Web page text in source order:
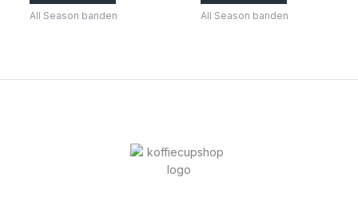
All Season banden All Season banden